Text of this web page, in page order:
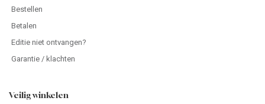
Bestellen
Betalen
Editie niet ontvangen?
Garantie / klachten
Veilig winkelen